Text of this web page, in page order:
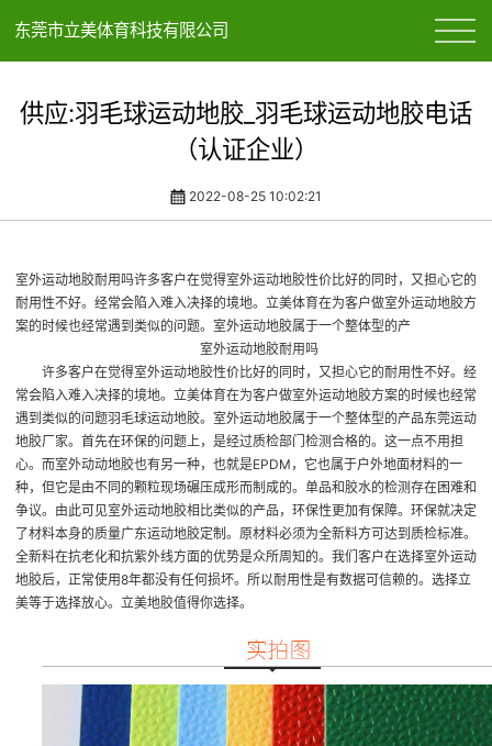
东莞市立美体育科技有限公司
供应:羽毛球运动地胶_羽毛球运动地胶电话
（认证企业）
2022-08-25 10:02:21
室外运动地胶耐用吗许多客户在觉得室外运动地胶性价比好的同时，又担心它的
耐用性不好。经常会陷入难入决择的境地。立美体育在为客户做室外运动地胶方
案的时候也经常遇到类似的问题。室外运动地胶属于一个整体型的产
室外运动地胶耐用吗
许多客户在觉得室外运动地胶性价比好的同时，又担心它的耐用性不好。经
常会陷入难入决择的境地。立美体育在为客户做室外运动地胶方案的时候也经常
遇到类似的问题羽毛球运动地胶。室外运动地胶属于一个整体型的产品东莞运动
地胶厂家。首先在环保的问题上，是经过质检部门检测合格的。这一点不用担
心。而室外动动地胶也有另一种，也就是EPDM，它也属于户外地面材料的一
种，但它是由不同的颗粒现场碾压成形而制成的。单品和胶水的检测存在困难和
争议。由此可见室外运动地胶相比类似的产品，环保性更加有保障。环保就决定
了材料本身的质量广东运动地胶定制。原材料必须为全新料方可达到质检标准。
全新料在抗老化和抗紫外线方面的优势是众所周知的。我们客户在选择室外运动
地胶后，正常使用8年都没有任何损坏。所以耐用性是有数据可信赖的。选择立
美等于选择放心。立美地胶值得你选择。